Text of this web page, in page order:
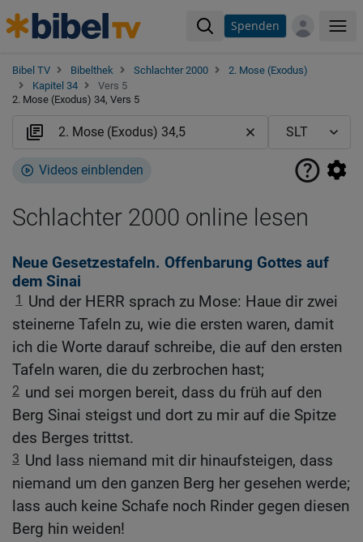
Spenden
Bibel TV Bibelthek Schlachter 2000
2. Mose (Exodus)
Kapitel 34
Vers 5
2. Mose (Exodus) 34, Vers 5
Videos einblenden
Schlachter 2000 online lesen
Neue Gesetzestafeln. Offenbarung Gottes auf
dem Sinai
1
Und der HERR sprach zu Mose: Haue dir zwei
steinerne Tafeln zu, wie die ersten waren, damit
ich die Worte darauf schreibe, die auf den ersten
Tafeln waren, die du zerbrochen hast;
2 und sei morgen bereit, dass du früh auf den
Berg Sinai steigst und dort zu mir auf die Spitze
des Berges trittst.
3 Und lass niemand mit dir hinaufsteigen, dass
niemand um den ganzen Berg her gesehen werde;
lass auch keine Schafe noch Rinder gegen diesen
Berg hin weiden!